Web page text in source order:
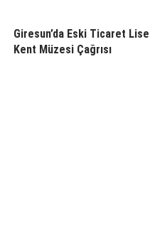
Giresun’da Eski Ticaret
Kent Müzesi Çağrısı